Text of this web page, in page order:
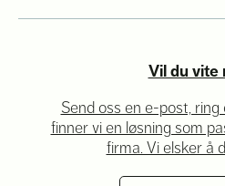
Vil du vite
Send oss en e-post, ring
finner vi en løsning som
firma. Vi elsker å